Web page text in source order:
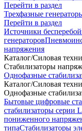
Перейти в раздел
Трехфазные
Перейти в раздел
Источники
генераторов
напряжения
Каталог/Силовая
Стабилизаторы
Однофазные
Каталог/Силовая
Однофазные
Бытовые цифровые
стабилизаторы серии
пониженного
типаСтабилизаторы